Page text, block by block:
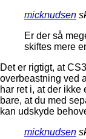
micknudsen
Er der så
skiftes mere
Det er rigtigt, at
overbeastning ved
har ret i, at der
bare, at du med
kan udskyde
micknudsen